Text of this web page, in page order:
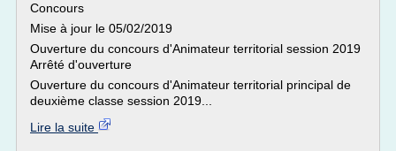
Concours
Mise à jour le 05/02/2019
Ouverture du concours d'Animateur territorial session 2019
Arrêté d'ouverture
Ouverture du concours d'Animateur territorial principal de
deuxième classe session 2019...
Lire la suite